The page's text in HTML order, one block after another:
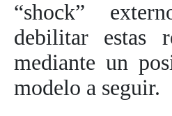
“shock”
debilitar estas
mediante un
modelo a seguir.